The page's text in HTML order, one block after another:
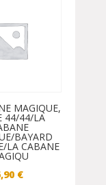
MAGIQUE,
44/44/LA
BAYARD
LA CABANE
€